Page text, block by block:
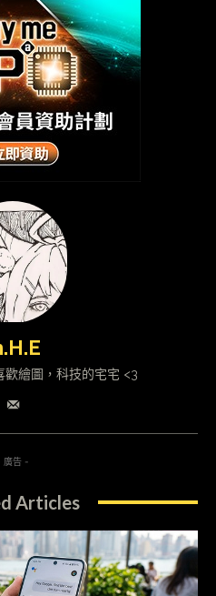
歡繪圖，科技的宅宅 <3
廣告 -
Articles